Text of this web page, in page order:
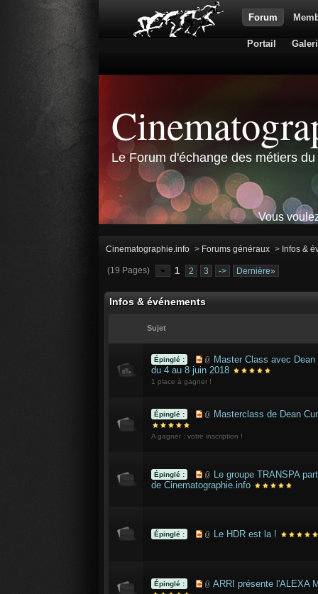
Forum
Portail
Le Forum d'échange des métiers
Vous
Cinematographie.info > Forums généraux > Infos &
(19 Pages) 1 2 3 -> Dernière»
Infos & événements
Sujet
Épinglé :
Master Class avec Dean
du 4 au 8 juin 2018
1 place à gagner !
Épinglé : Masterclass de Dean
A gagner : votre inscription !
Épinglé :
Le groupe TRANSPA
de Cinematographie.info
Épinglé : Le HDR est la !
Épinglé : ARRI présente l'ALEXA